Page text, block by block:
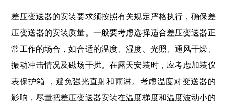
差压变送器的安装要求须按照有关规定严格执行，确保差
压变送器的安装质量。一般要考虑选择适合差压变送器正
常工作的场合，如合适的温度、湿度、光照、通风干燥、
振动冲击情况及磁场干扰。在露天安装时，应考虑加装仪
表保护箱 ，避免强光直射和雨淋。考虑温度对变送器的
影响，尽量把差压变送器安装在温度梯度和温度波动小的